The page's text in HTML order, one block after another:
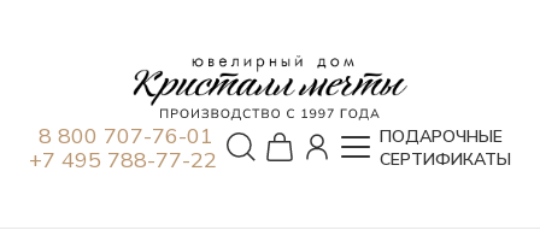
8 800 707-76-01
+7 495 788-77-22
ПОДАРОЧНЫЕ
СЕРТИФИКАТЫ